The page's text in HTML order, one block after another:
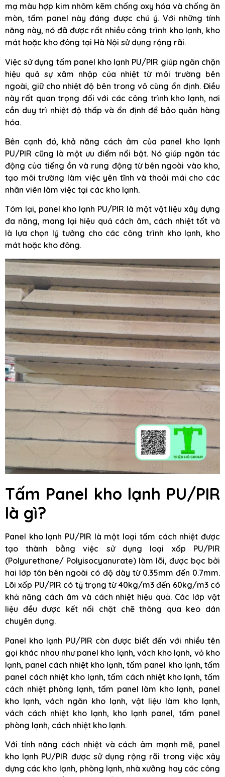
mạ màu hợp kim nhôm kẽm chống oxy hóa và chống ăn
mòn, tấm panel này đáng được chú ý. Với những tính
năng này, nó đã được rất nhiều công trình kho lạnh, kho
mát hoặc kho đông tại Hà Nội sử dụng rộng rãi.
Việc sử dụng tấm panel kho lạnh PU/PIR giúp ngăn chặn
hiệu quả sự xâm nhập của nhiệt từ môi trường bên
ngoài, giữ cho nhiệt độ bên trong vô cùng ổn định. Điều
này rất quan trọng đối với các công trình kho lạnh, nơi
cần duy trì nhiệt độ thấp và ổn định để bảo quản hàng
hóa.
Bên cạnh đó, khả năng cách âm của panel kho lạnh
PU/PIR cũng là một ưu điểm nổi bật. Nó giúp ngăn tác
động của tiếng ồn và rung động từ bên ngoài vào kho,
tạo môi trường làm việc yên tĩnh và thoải mái cho các
nhân viên làm việc tại các kho lạnh.
Tóm lại, panel kho lạnh PU/PIR là một vật liệu xây dựng
đa năng, mang lại hiệu quả cách âm, cách nhiệt tốt và
là lựa chọn lý tưởng cho các công trình kho lạnh, kho
mát hoặc kho đông.
Tấm Panel kho lạnh PU/PIR
là gì?
Panel kho lạnh PU/PIR là một loại tấm cách nhiệt được
tạo thành bằng việc sử dụng loại xốp PU/PIR
(Polyurethane/ Polyisocyanurate) làm lõi, được bọc bởi
hai lớp tôn bên ngoài có độ dày từ 0.35mm đến 0.7mm.
Lõi xốp PU/PIR có tỷ trọng từ 40kg/m3 đến 60kg/m3 có
khả năng cách âm và cách nhiệt hiệu quả. Các lớp vật
liệu đều được kết nối chặt chẽ thông qua keo dán
chuyên dụng.
Panel kho lạnh PU/PIR còn được biết đến với nhiều tên
gọi khác nhau như panel kho lạnh, vách kho lạnh, vỏ kho
lạnh, panel cách nhiệt kho lạnh, tấm panel kho lạnh, tấm
panel cách nhiệt kho lạnh, tấm cách nhiệt kho lạnh, tấm
cách nhiệt phòng lạnh, tấm panel làm kho lạnh, panel
kho lạnh, vách ngăn kho lạnh, vật liệu làm kho lạnh,
vách cách nhiệt kho lạnh, kho lạnh panel, tấm panel
phòng lạnh, cách nhiệt kho lạnh.
Với tính năng cách nhiệt và cách âm mạnh mẽ, panel
kho lạnh PU/PIR được sử dụng rộng rãi trong việc xây
dựng các kho lạnh, phòng lạnh, nhà xưởng hay các công